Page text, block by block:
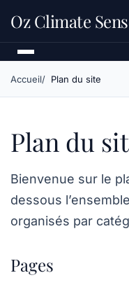
Oz Climate
Accueil Plan du site
Plan du
Bienvenue sur le
dessous
organisés par
Pages